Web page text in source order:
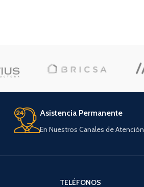
Asistencia Permanente
En Nuestros Canales de Atención
TELÉFONOS